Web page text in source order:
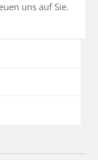
uns auf Sie.